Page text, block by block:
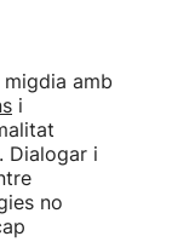
amb
i
Dialogar i
no